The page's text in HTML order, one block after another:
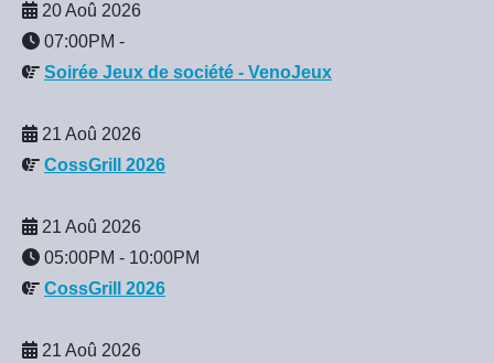
20 Aoû 2026
07:00PM -
Soirée Jeux de société - VenoJeux
21 Aoû 2026
CossGrill 2026
21 Aoû 2026
05:00PM - 10:00PM
CossGrill 2026
21 Aoû 2026